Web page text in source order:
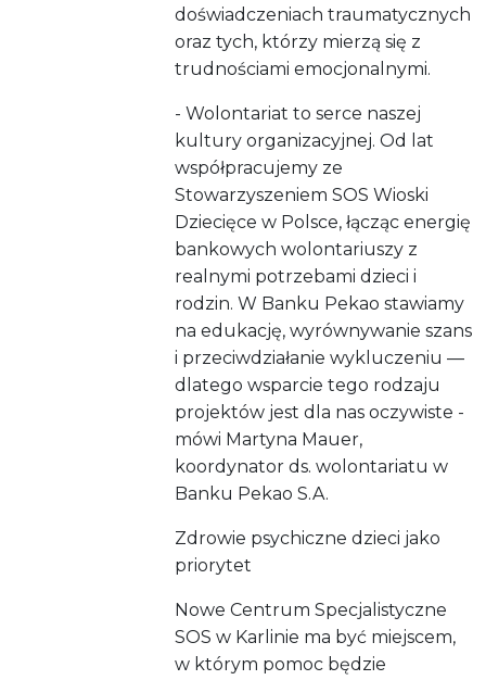
doświadczeniach traumatycznych
oraz tych, którzy mierzą się z
trudnościami emocjonalnymi.
- Wolontariat to serce naszej
kultury organizacyjnej. Od lat
współpracujemy ze
Stowarzyszeniem SOS Wioski
Dziecięce w Polsce, łącząc energię
bankowych wolontariuszy z
realnymi potrzebami dzieci i
rodzin. W Banku Pekao stawiamy
na edukację, wyrównywanie szans
i przeciwdziałanie wykluczeniu —
dlatego wsparcie tego rodzaju
projektów jest dla nas oczywiste -
mówi Martyna Mauer,
koordynator ds. wolontariatu w
Banku Pekao S.A.
Zdrowie psychiczne dzieci jako
priorytet
Nowe Centrum Specjalistyczne
SOS w Karlinie ma być miejscem,
w którym pomoc będzie